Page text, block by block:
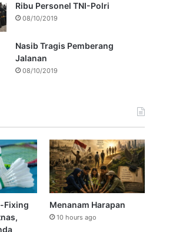
Ribu Personel TNI-Polri
08/10/2019
Nasib Tragis Pemberang
Jalanan
08/10/2019
Fixing
Menanam Harapan
10 hours ago